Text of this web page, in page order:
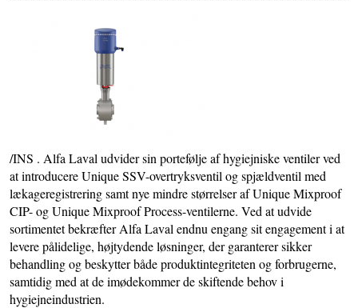
/INS . Alfa Laval udvider sin portefølje af hygiejniske ventiler ved
at introducere Unique SSV-overtryksventil og spjældventil med
lækageregistrering samt nye mindre størrelser af Unique Mixproof
CIP- og Unique Mixproof Process-ventilerne. Ved at udvide
sortimentet bekræfter Alfa Laval endnu engang sit engagement i at
levere pålidelige, højtydende løsninger, der garanterer sikker
behandling og beskytter både produktintegriteten og forbrugerne,
samtidig med at de imødekommer de skiftende behov i
hygiejneindustrien.